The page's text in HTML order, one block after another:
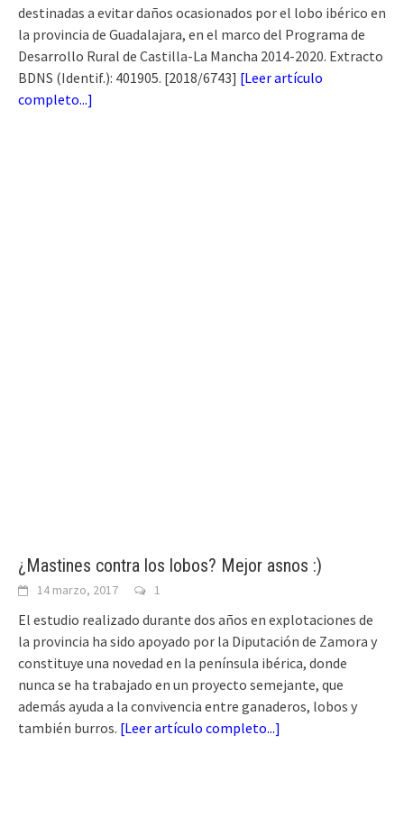
destinadas a evitar daños ocasionados por el lobo ibérico en
la provincia de Guadalajara, en el marco del Programa de
Desarrollo Rural de Castilla-La Mancha 2014-2020. Extracto
BDNS (Identif.): 401905. [2018/6743] [Leer artículo
completo...]
¿Mastines contra los lobos? Mejor asnos :)
14 marzo, 2017 1
El estudio realizado durante dos años en explotaciones de
la provincia ha sido apoyado por la Diputación de Zamora y
constituye una novedad en la península ibérica, donde
nunca se ha trabajado en un proyecto semejante, que
además ayuda a la convivencia entre ganaderos, lobos y
también burros. [Leer artículo completo...]